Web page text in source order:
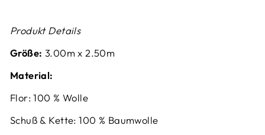
Produkt Details
Größe: 3.00m x 2.50m
Material:
Flor: 100 % Wolle
Schuß & Kette: 100 % Baumwolle